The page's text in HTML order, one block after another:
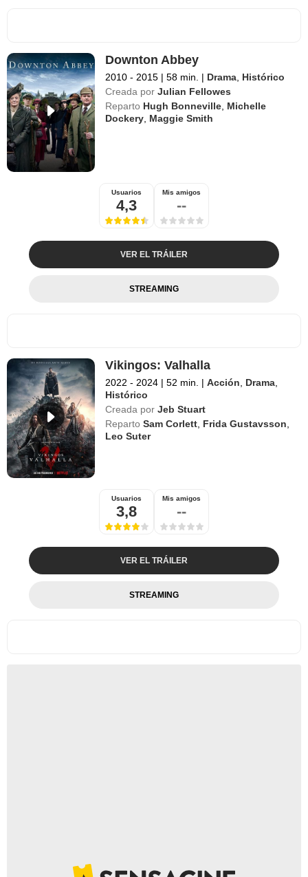
Downton Abbey
2010 - 2015 | 58 min. | Drama Histórico
Creada por Julian Fellowes
Reparto Hugh Bonneville Michelle
Dockery Maggie Smith
Usuarios
4,3
Mis amigos
--
VER EL TRÁILER
STREAMING
Vikingos: Valhalla
2022 - 2024 | 52 min. | Acción, Drama,
Histórico
Creada por Jeb Stuart
Reparto Sam Corlett, Frida Gustavsson,
Leo Suter
Usuarios
3,8
Mis amigos
--
VER EL TRÁILER
STREAMING